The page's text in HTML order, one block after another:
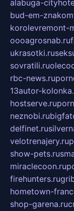
alabuga-
bud-em-
korolevremont-
oooagrosnab.ru
ukrasotki.ru
sovratili.ru
rbc-news.ru
13autor-
hostserve.ru
neznobi.ru
delfinet.ru
velotrenajery.ru
show-pets.ru
miraclecoon.ru
firehunters.ru
hometown-
shop-garena.ru